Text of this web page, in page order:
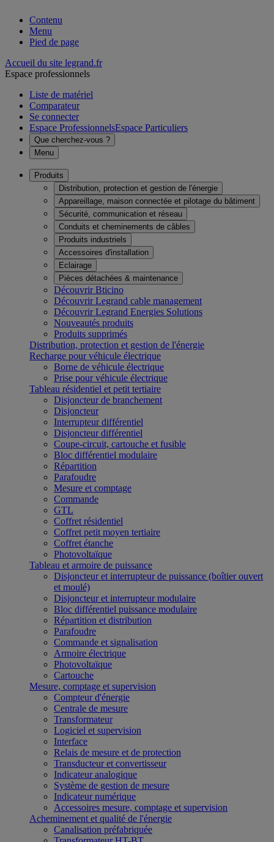
Contenu
Menu
Pied de page
Accueil du site legrand.fr
Espace professionnels
Liste de matériel
Comparateur
Se connecter
Espace ProfessionnelsEspace Particuliers
Que cherchez-vous ?
Menu
Produits
Distribution, protection et gestion de l'énergie
Appareillage, maison connectée et pilotage du bâtiment
Sécurité, communication et réseau
Conduits et cheminements de câbles
Produits industriels
Accessoires d'installation
Eclairage
Pièces détachées & maintenance
Découvrir Bticino
Découvrir Legrand cable management
Découvrir Legrand Energies Solutions
Nouveautés produits
Produits supprimés
Distribution, protection et gestion de l'énergie
Recharge pour véhicule électrique
Borne de véhicule électrique
Prise pour véhicule électrique
Tableau résidentiel et petit tertiaire
Disjoncteur de branchement
Disjoncteur
Interrupteur différentiel
Disjoncteur différentiel
Coupe-circuit, cartouche et fusible
Bloc différentiel modulaire
Répartition
Parafoudre
Mesure et comptage
Commande
GTL
Coffret résidentiel
Coffret petit moyen tertiaire
Coffret étanche
Photovoltaïque
Tableau et armoire de puissance
Disjoncteur et interrupteur de puissance (boîtier ouvert
et moulé)
Disjoncteur et interrupteur modulaire
Bloc différentiel puissance modulaire
Répartition et distribution
Parafoudre
Commande et signalisation
Armoire électrique
Photovoltaïque
Cartouche
Mesure, comptage et supervision
Compteur d'énergie
Centrale de mesure
Transformateur
Logiciel et supervision
Interface
Relais de mesure et de protection
Transducteur et convertisseur
Indicateur analogique
Système de gestion de mesure
Indicateur numérique
Accessoires mesure, comptage et supervision
Acheminement et qualité de l'énergie
Canalisation préfabriquée